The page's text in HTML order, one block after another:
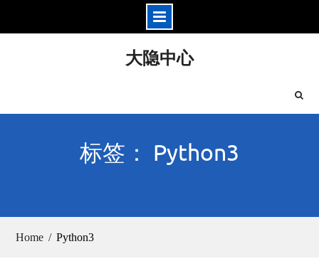
大隐中心
标签： Python3
Home Python3